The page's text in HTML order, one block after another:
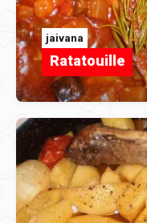
jaivana
Ratatouille